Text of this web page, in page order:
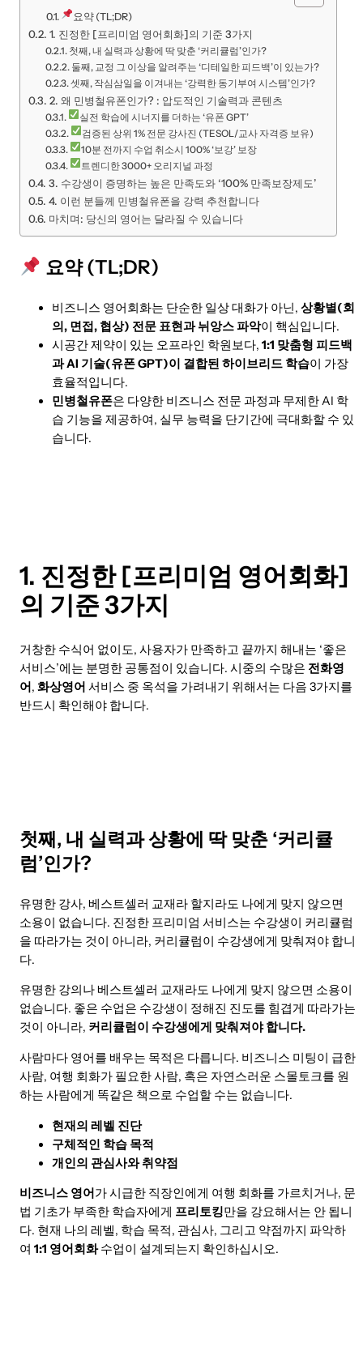
요약 (TL;DR)
1. 진정한 [프리미엄 영어회화]의 기준 3가지
첫째, 내 실력과 상황에 딱 맞춘 ‘커리큘럼’인가?
둘째, 교정 그 이상을 알려주는 ‘디테일한 피드백’이 있는가?
셋째, 작심삼일을 이겨내는 ‘강력한 동기부여 시스템’인가?
2. 왜 민병철유폰인가? : 압도적인 기술력과 콘텐츠
실전 학습에 시너지를 더하는 ‘유폰 GPT’
검증된 상위 1% 전문 강사진 (TESOL/교사 자격증 보유)
10분 전까지 수업 취소시 100% ‘보강’ 보장
트렌디한 3000+ 오리지널 과정
3. 수강생이 증명하는 높은 만족도와 ‘100% 만족보장제도’
4. 이런 분들께 민병철유폰을 강력 추천합니다
마치며: 당신의 영어는 달라질 수 있습니다
요약 (TL;DR)
비즈니스 영어회화는 단순한 일상 대화가 아닌, 상황별(회
의, 면접, 협상) 전문 표현과 뉘앙스 파악이 핵심입니다.
시공간 제약이 있는 오프라인 학원보다, 1:1 맞춤형 피드백
과 AI 기술(유폰 GPT)이 결합된 하이브리드 학습이 가장
효율적입니다.
민병철유폰은 다양한 비즈니스 전문 과정과 무제한 AI 학
습 기능을 제공하여, 실무 능력을 단기간에 극대화할 수 있
습니다.
1. 진정한 [프리미엄 영어회화]
의 기준 3가지
거창한 수식어 없이도, 사용자가 만족하고 끝까지 해내는 ‘좋은
서비스’에는 분명한 공통점이 있습니다. 시중의 수많은 전화영
어, 화상영어 서비스 중 옥석을 가려내기 위해서는 다음 3가지를
반드시 확인해야 합니다.
첫째, 내 실력과 상황에 딱 맞춘 ‘커리큘
럼’인가?
유명한 강사, 베스트셀러 교재라 할지라도 나에게 맞지 않으면
소용이 없습니다. 진정한 프리미엄 서비스는 수강생이 커리큘럼
을 따라가는 것이 아니라, 커리큘럼이 수강생에게 맞춰져야 합니
다.
유명한 강의나 베스트셀러 교재라도 나에게 맞지 않으면 소용이
없습니다. 좋은 수업은 수강생이 정해진 진도를 힘겹게 따라가는
것이 아니라, 커리큘럼이 수강생에게 맞춰져야 합니다.
사람마다 영어를 배우는 목적은 다릅니다. 비즈니스 미팅이 급한
사람, 여행 회화가 필요한 사람, 혹은 자연스러운 스몰토크를 원
하는 사람에게 똑같은 책으로 수업할 수는 없습니다.
현재의 레벨 진단
구체적인 학습 목적
개인의 관심사와 취약점
비즈니스 영어가 시급한 직장인에게 여행 회화를 가르치거나, 문
법 기초가 부족한 학습자에게 프리토킹만을 강요해서는 안 됩니
다. 현재 나의 레벨, 학습 목적, 관심사, 그리고 약점까지 파악하
여 1:1 영어회화수업이 설계되는지 확인하십시오.